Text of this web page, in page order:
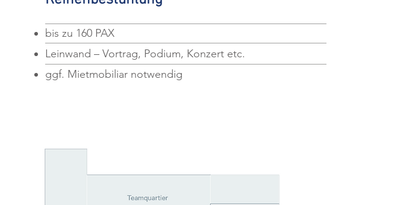
bis zu 160 PAX
Leinwand – Vortrag, Podium, Konzert etc.
ggf. Mietmobiliar notwendig